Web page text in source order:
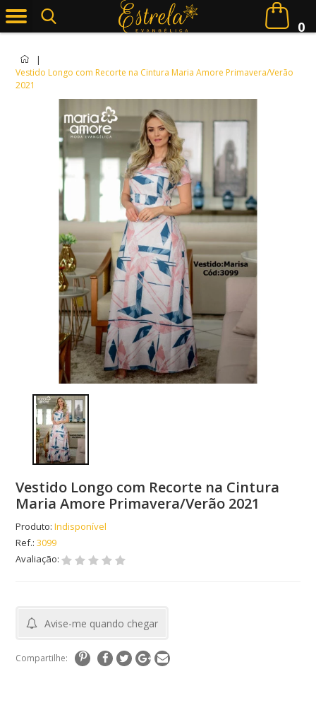
0
|
Vestido Longo com Recorte na Cintura Maria Amore Primavera/Verão
2021
Vestido Longo com Recorte na Cintura
Maria Amore Primavera/Verão 2021
Produto: Indisponível
Ref.:3099
Avaliação:
Avise-me quando chegar
Compartilhe: